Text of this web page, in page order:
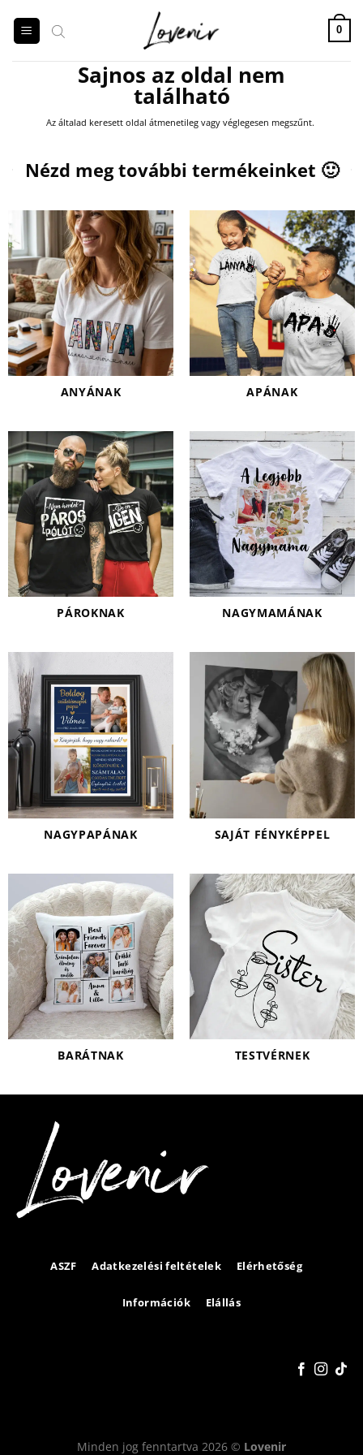
content
0
Sajnos az oldal nem
található
Az általad keresett oldal átmenetileg vagy véglegesen megszűnt.
search
Nézd meg további termékeinket 🙂
ANYÁNAK APÁNAK
PÁROKNAK NAGYMAMÁNAK
NAGYPAPÁNAK SAJÁT FÉNYKÉPPEL
BARÁTNAK TESTVÉRNEK
ASZF Adatkezelési feltételek Elérhetőség
Információk Elállás
Minden jog fenntartva 2026 © Lovenir